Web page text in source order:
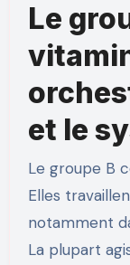
Le
et le
Le groupe B
Elles
notamment
La plupart